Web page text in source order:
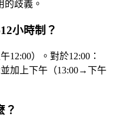
的歧義。
小時制？
12:00）。對於12:00：
並加上下午（13:00→下午
？